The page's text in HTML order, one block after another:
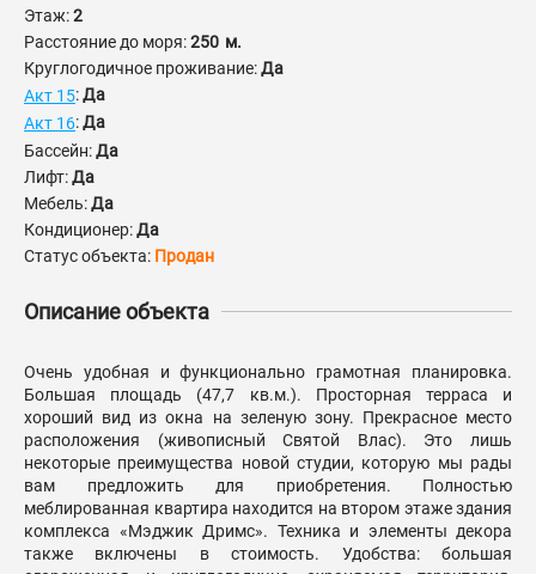
Этаж:2
Расстояние до моря:250 м.
Круглогодичное проживание:Да
Акт 15:Да
Акт 16:Да
Бассейн:Да
Лифт:Да
Мебель:Да
Кондиционер:Да
Статус объекта: Продан
Описание объекта
Очень удобная и функционально грамотная планировка.
Большая площадь (47,7 кв.м.). Просторная терраса и
хороший вид из окна на зеленую зону. Прекрасное место
расположения (живописный Святой Влас). Это лишь
некоторые преимущества новой студии, которую мы рады
вам предложить для приобретения. Полностью
меблированная квартира находится на втором этаже здания
комплекса «Мэджик Дримс». Техника и элементы декора
также включены в стоимость. Удобства: большая